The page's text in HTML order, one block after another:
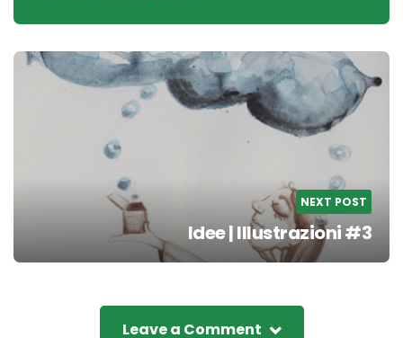
NEXT POST
Idee | Illustrazioni #3
Leave a Comment